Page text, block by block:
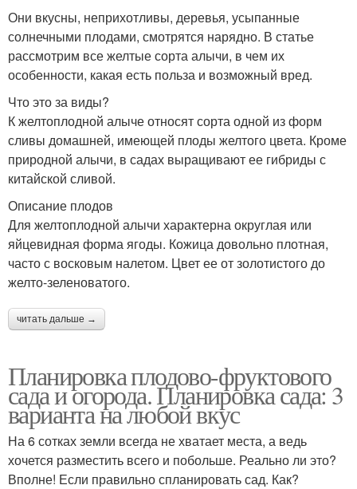
Они вкусны, неприхотливы, деревья, усыпанные
солнечными плодами, смотрятся нарядно. В статье
рассмотрим все желтые сорта алычи, в чем их
особенности, какая есть польза и возможный вред.
Что это за виды?
К желтоплодной алыче относят сорта одной из форм
сливы домашней, имеющей плоды желтого цвета. Кроме
природной алычи, в садах выращивают ее гибриды с
китайской сливой.
Описание плодов
Для желтоплодной алычи характерна округлая или
яйцевидная форма ягоды. Кожица довольно плотная,
часто с восковым налетом. Цвет ее от золотистого до
желто-зеленоватого.
читать дальше →
Планировка плодово-фруктового
сада и огорода. Планировка сада: 3
варианта на любой вкус
На 6 сотках земли всегда не хватает места, а ведь
хочется разместить всего и побольше. Реально ли это?
Вполне! Если правильно спланировать сад. Как?